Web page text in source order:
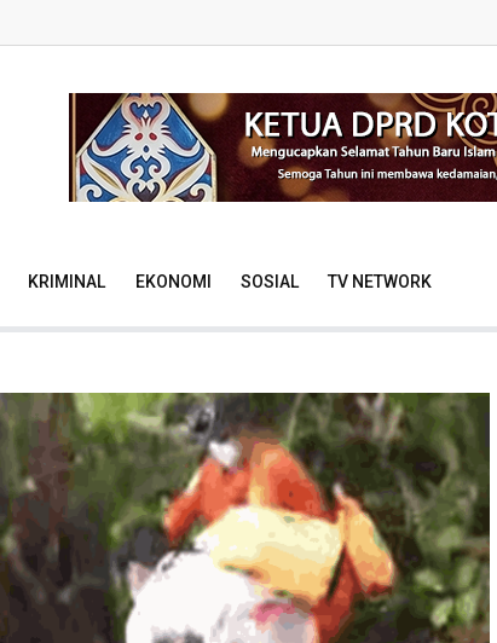
KRIMINAL EKONOMI SOSIAL TV NETWORK